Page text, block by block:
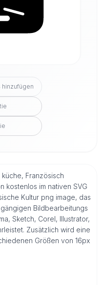
Französisch
kostenlos im nativen SVG
Kultur png image, das
Bildbearbeitungs
Sketch, Corel, Illustrator,
Zusätzlich wird eine
Größen von 16px